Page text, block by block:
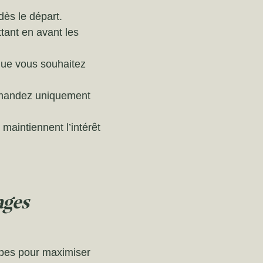
le départ.
en avant les
vous souhaitez
uniquement
l’intérêt
pour maximiser